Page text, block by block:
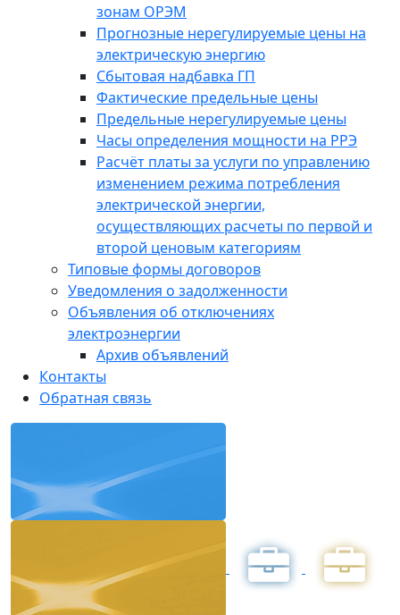
зонам ОРЭМ
Прогнозные нерегулируемые цены на
электрическую энергию
Сбытовая надбавка ГП
Фактические предельные цены
Предельные нерегулируемые цены
Часы определения мощности на РРЭ
Расчёт платы за услуги по управлению
изменением режима потребления
электрической энергии,
осуществляющих расчеты по первой и
второй ценовым категориям
Типовые формы договоров
Уведомления о задолженности
Объявления об отключениях
электроэнергии
Архив объявлений
Контакты
Обратная связь